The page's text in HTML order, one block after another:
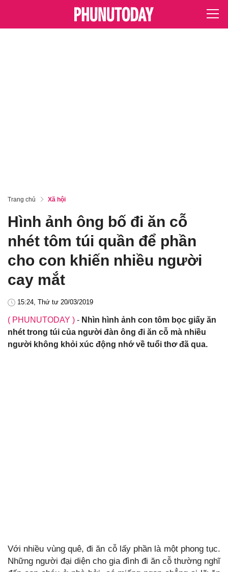
Trang chủ Xã hội
Hình ảnh ông bố đi ăn cỗ
nhét tôm túi quần để phần
cho con khiến nhiều người
cay mắt
15:24, Thứ tư 20/03/2019
( PHUNUTODAY ) - Nhìn hình ảnh con tôm bọc giấy ăn
nhét trong túi của người đàn ông đi ăn cỗ mà nhiều
người không khỏi xúc động nhớ về tuổi thơ đã qua.
Với nhiều vùng quê, đi ăn cỗ lấy phần là một phong tục.
Những người đại diện cho gia đình đi ăn cỗ thường nghĩ